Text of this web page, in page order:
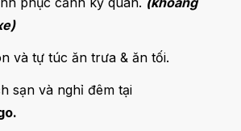
và tự túc ăn trưa & ăn tối.
sạn và nghỉ đêm tại